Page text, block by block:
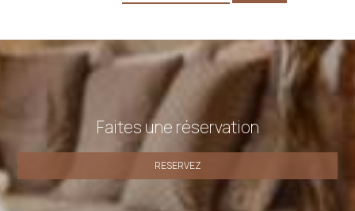
Faites une réservation
RESERVEZ